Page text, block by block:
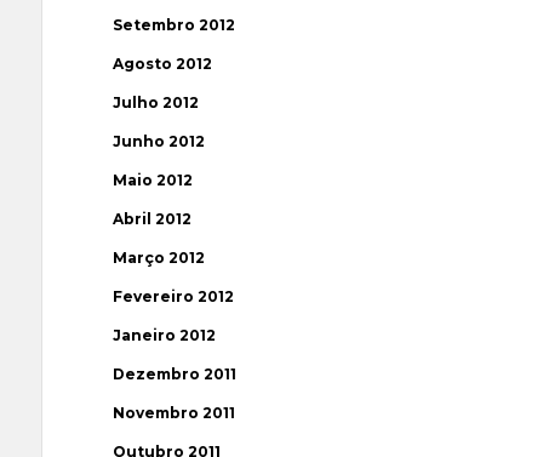
Setembro 2012
Agosto 2012
Julho 2012
Junho 2012
Maio 2012
Abril 2012
Março 2012
Fevereiro 2012
Janeiro 2012
Dezembro 2011
Novembro 2011
Outubro 2011